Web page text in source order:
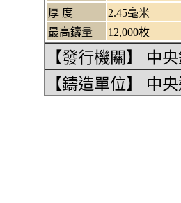
厚 度
2.45毫米
最高鑄量
12,000枚
【發行機關】 中
【鑄造單位】 中